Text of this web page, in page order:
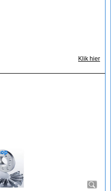
Klik hier